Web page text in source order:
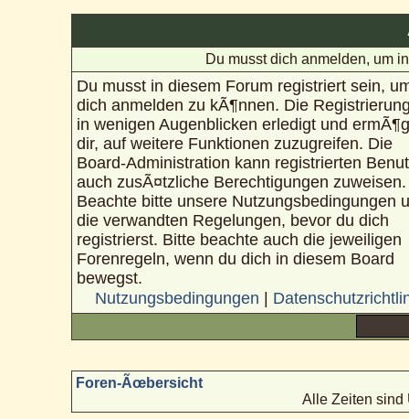
Du musst dich anmelden, um
Du musst in diesem Forum registriert sein,
dich anmelden zu kÃ¶nnen. Die
in wenigen Augenblicken erledigt und
dir, auf weitere Funktionen zuzugreifen. Die
Board-Administration kann registrierten
auch zusÃ¤tzliche Berechtigungen zuweisen.
Beachte bitte unsere Nutzungsbedingungen
die verwandten Regelungen, bevor du dich
registrierst. Bitte beachte auch die jeweiligen
Forenregeln, wenn du dich in diesem Board
bewegst.
Nutzungsbedingungen |
Foren-Ãœbersicht
Alle Zeiten sind